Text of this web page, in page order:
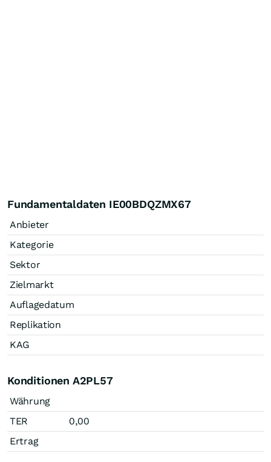
Fundamentaldaten IE00BDQZMX67
Anbieter
Kategorie
Sektor
Zielmarkt
Auflagedatum
Replikation
KAG
Konditionen A2PL57
Währung
TER
0,00
Ertrag